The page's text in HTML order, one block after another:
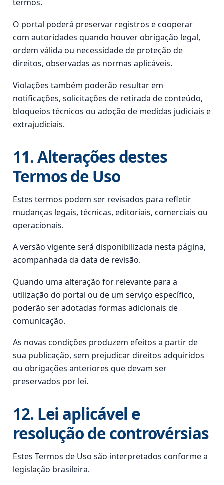
O portal poderá preservar registros e cooperar
com autoridades quando houver obrigação legal,
ordem válida ou necessidade de proteção de
direitos, observadas as normas aplicáveis.
Violações também poderão resultar em
notificações, solicitações de retirada de conteúdo,
bloqueios técnicos ou adoção de medidas judiciais e
extrajudiciais.
11. Alterações destes
Termos de Uso
Estes termos podem ser revisados para refletir
mudanças legais, técnicas, editoriais, comerciais ou
operacionais.
A versão vigente será disponibilizada nesta página,
acompanhada da data de revisão.
Quando uma alteração for relevante para a
utilização do portal ou de um serviço específico,
poderão ser adotadas formas adicionais de
comunicação.
As novas condições produzem efeitos a partir de
sua publicação, sem prejudicar direitos adquiridos
ou obrigações anteriores que devam ser
preservados por lei.
12. Lei aplicável e
resolução de controvérsias
Estes Termos de Uso são interpretados conforme a
legislação brasileira.